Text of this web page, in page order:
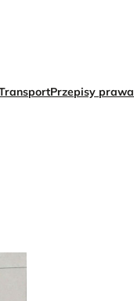
Przepisy prawa